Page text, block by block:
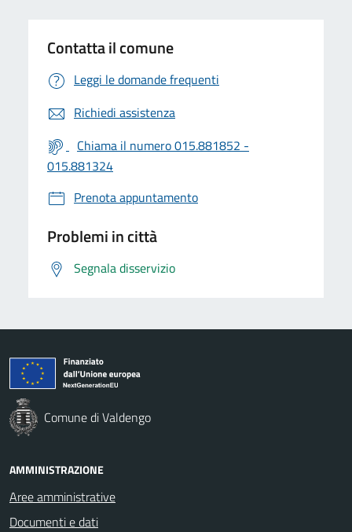
Contatta il comune
Leggi le domande frequenti
Richiedi assistenza
Chiama il numero 015.881852 -
015.881324
Prenota appuntamento
Problemi in città
Segnala disservizio
Comune di Valdengo
AMMINISTRAZIONE
Aree amministrative
Documenti e dati